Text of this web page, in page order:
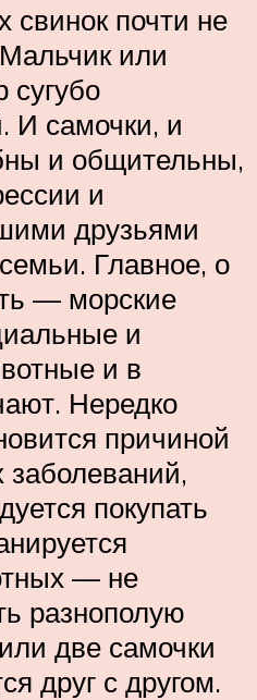
свинок почти не
или
И самочки, и
и общительны,
и
друзьями
Главное, о
— морские
и
и в
Нередко
причиной
заболеваний,
покупать
— не
разнополую
две самочки
друг с другом.